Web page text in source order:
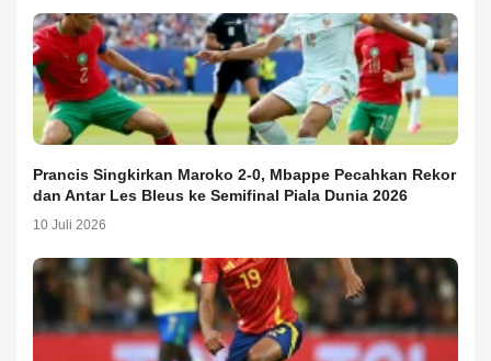
Prancis Singkirkan Maroko 2-0, Mbappe Pecahkan Rekor
dan Antar Les Bleus ke Semifinal Piala Dunia 2026
10 Juli 2026